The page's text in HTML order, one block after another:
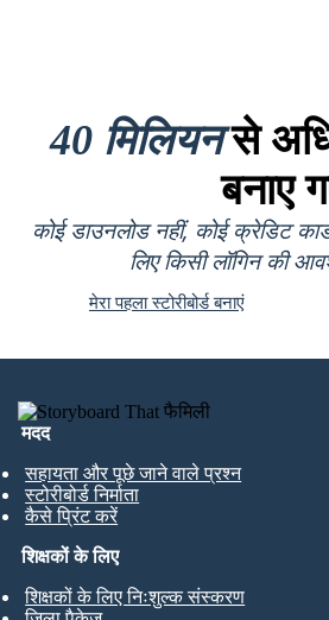
40 मिलियनसे
बनाए
कोई डाउनलोड नहीं, कोई क्रेडिट
लिए किसी लॉगिन की
मेरा पहला स्टोरीबोर्ड बनाएं
मदद
सहायता और पूछे जाने वाले प्रश्न
स्टोरीबोर्ड निर्माता
कैसे प्रिंट करें
शिक्षकों के लिए
शिक्षकों के लिए निःशुल्क संस्करण